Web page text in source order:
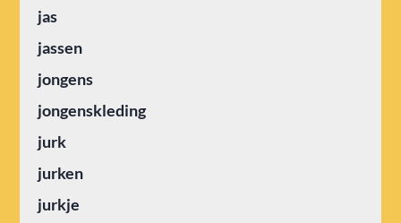
jas
jassen
jongens
jongenskleding
jurk
jurken
jurkje